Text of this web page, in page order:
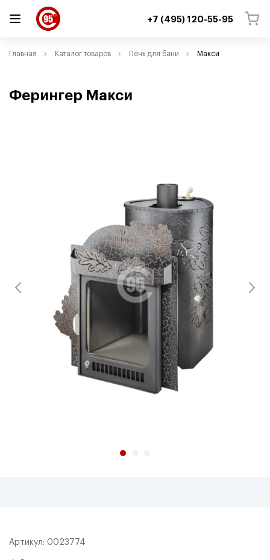
+7 (495) 120-55-95
Главная Каталог товаров Печь для бани Макси
Ферингер Макси
Артикул: 0023774
ВЕРНУТЬСЯ
ВЕРНУТЬСЯ